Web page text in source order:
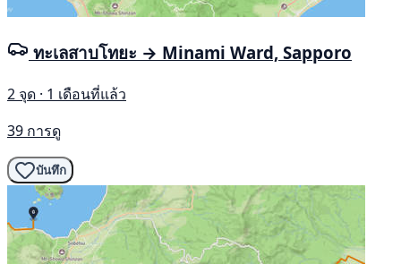
ทะเลสาบโทยะ → Minami Ward, Sapporo
2 จุด · 1 เดือนที่แล้ว
39 การดู
บันทึก